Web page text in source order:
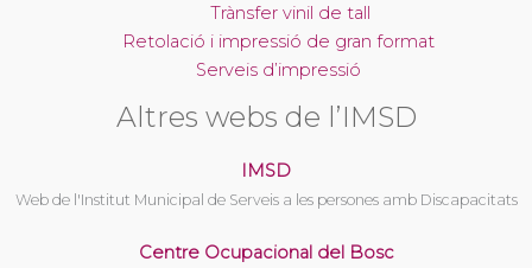
Trànsfer vinil de tall
Retolació i impressió de gran format
Serveis d’impressió
Altres webs de l’IMSD
IMSD
Web de l'Institut Municipal de Serveis a les persones amb Discapacitats
Centre Ocupacional del Bosc